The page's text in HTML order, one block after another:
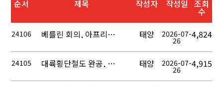
순서 제목 작성자 작성일 조회
수
24106 베를린 회의, 아프리카 분할 시작 태양 2026-07-
26
4,824
24105 대륙횡단철도 완공, 미국 동서 연결 태양 2026-07-
26
4,915